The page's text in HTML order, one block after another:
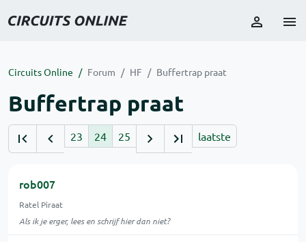
Circuits Online Forum HF Buffertrap praat
Buffertrap praat
23 24 25 laatste
rob007
Ratel Piraat
Als ik je erger, lees en schrijf hier dan niet?